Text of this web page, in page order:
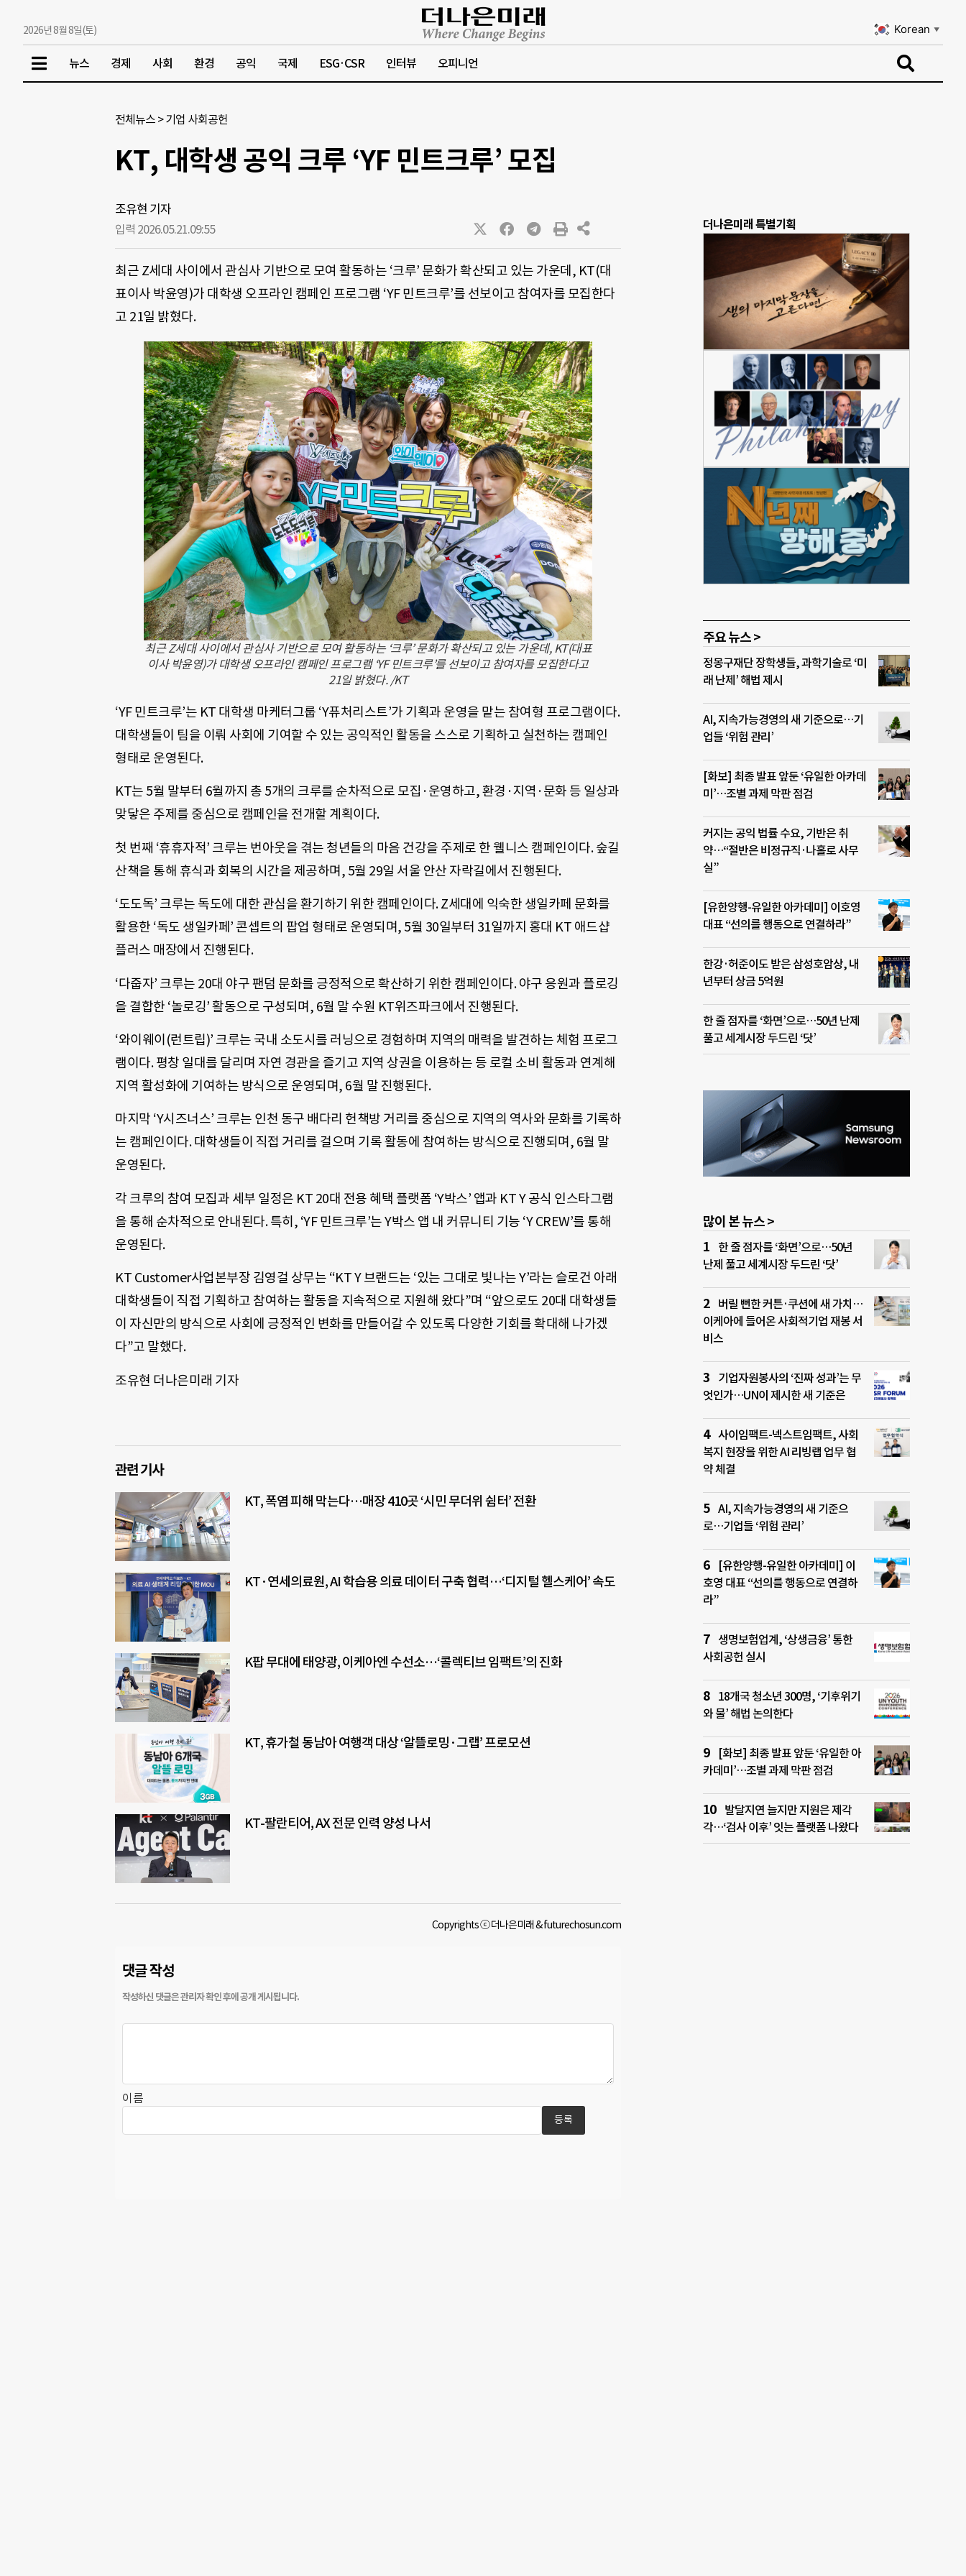
2026년 8월 8일(토) Korean ▼
뉴스 경제 사회 환경 공익 국제 ESG·CSR 인터뷰 오피니언
전체뉴스 >기업 사회공헌
KT, 대학생 공익 크루 ‘YF 민트크루’ 모집
조유현 기자
입력 2026.05.21.09:55
최근 Z세대 사이에서 관심사 기반으로 모여 활동하는 ‘크루’ 문화가 확산되고 있는 가운데, KT(대
표이사 박윤영)가 대학생 오프라인 캠페인 프로그램 ‘YF 민트크루’를 선보이고 참여자를 모집한다
고 21일 밝혔다.
최근 Z세대 사이에서 관심사 기반으로 모여 활동하는 ‘크루’ 문화가 확산되고 있는 가운데, KT(대표
이사 박윤영)가 대학생 오프라인 캠페인 프로그램 ‘YF 민트크루’를 선보이고 참여자를 모집한다고
21일 밝혔다. /KT
‘YF 민트크루’는 KT 대학생 마케터그룹 ‘Y퓨처리스트’가 기획과 운영을 맡는 참여형 프로그램이다.
대학생들이 팀을 이뤄 사회에 기여할 수 있는 공익적인 활동을 스스로 기획하고 실천하는 캠페인
형태로 운영된다.
KT는 5월 말부터 6월까지 총 5개의 크루를 순차적으로 모집·운영하고, 환경·지역·문화 등 일상과
맞닿은 주제를 중심으로 캠페인을 전개할 계획이다.
첫 번째 ‘휴휴자적’ 크루는 번아웃을 겪는 청년들의 마음 건강을 주제로 한 웰니스 캠페인이다. 숲길
산책을 통해 휴식과 회복의 시간을 제공하며, 5월 29일 서울 안산 자락길에서 진행된다.
‘도도독’ 크루는 독도에 대한 관심을 환기하기 위한 캠페인이다. Z세대에 익숙한 생일카페 문화를
활용한 ‘독도 생일카페’ 콘셉트의 팝업 형태로 운영되며, 5월 30일부터 31일까지 홍대 KT 애드샵
플러스 매장에서 진행된다.
‘다줍자’ 크루는 20대 야구 팬덤 문화를 긍정적으로 확산하기 위한 캠페인이다. 야구 응원과 플로깅
을 결합한 ‘놀로깅’ 활동으로 구성되며, 6월 말 수원 KT위즈파크에서 진행된다.
‘와이웨이(런트립)’ 크루는 국내 소도시를 러닝으로 경험하며 지역의 매력을 발견하는 체험 프로그
램이다. 평창 일대를 달리며 자연 경관을 즐기고 지역 상권을 이용하는 등 로컬 소비 활동과 연계해
지역 활성화에 기여하는 방식으로 운영되며, 6월 말 진행된다.
마지막 ‘Y시즈너스’ 크루는 인천 동구 배다리 헌책방 거리를 중심으로 지역의 역사와 문화를 기록하
는 캠페인이다. 대학생들이 직접 거리를 걸으며 기록 활동에 참여하는 방식으로 진행되며, 6월 말
운영된다.
각 크루의 참여 모집과 세부 일정은 KT 20대 전용 혜택 플랫폼 ‘Y박스’ 앱과 KT Y 공식 인스타그램
을 통해 순차적으로 안내된다. 특히, ‘YF 민트크루’는 Y박스 앱 내 커뮤니티 기능 ‘Y CREW’를 통해
운영된다.
KT Customer사업본부장 김영걸 상무는 “KT Y 브랜드는 ‘있는 그대로 빛나는 Y’라는 슬로건 아래
대학생들이 직접 기획하고 참여하는 활동을 지속적으로 지원해 왔다”며 “앞으로도 20대 대학생들
이 자신만의 방식으로 사회에 긍정적인 변화를 만들어갈 수 있도록 다양한 기회를 확대해 나가겠
다”고 말했다.
조유현 더나은미래 기자
관련 기사
KT, 폭염 피해 막는다…매장 410곳 ‘시민 무더위 쉼터’ 전환
KT·연세의료원, AI 학습용 의료 데이터 구축 협력…‘디지털 헬스케어’ 속도
K팝 무대에 태양광, 이케아엔 수선소…‘콜렉티브 임팩트’의 진화
KT, 휴가철 동남아 여행객 대상 ‘알뜰로밍·그랩’ 프로모션
KT-팔란티어, AX 전문 인력 양성 나서
Copyrights ⓒ 더나은미래 & futurechosun.com
댓글 작성
이름
더나은미래 특별기획
주요 뉴스 >
정몽구재단 장학생들, 과학기술로 ‘미
래 난제’ 해법 제시
AI, 지속가능경영의 새 기준으로…기
업들 ‘위험 관리’
[화보] 최종 발표 앞둔 ‘유일한 아카데
미’…조별 과제 막판 점검
커지는 공익 법률 수요, 기반은 취
약…“절반은 비정규직·나홀로 사무
실”
[유한양행-유일한 아카데미] 이호영
대표 “선의를 행동으로 연결하라”
한강·허준이도 받은 삼성호암상, 내
년부터 상금 5억원
한 줄 점자를 ‘화면’으로…50년 난제
풀고 세계시장 두드린 ‘닷’
많이 본 뉴스 >
한 줄 점자를 ‘화면’으로…50년
난제 풀고 세계시장 두드린 ‘닷’
버릴 뻔한 커튼·쿠션에 새 가치…
이케아에 들어온 사회적기업 재봉 서
비스
기업자원봉사의 ‘진짜 성과’는 무
엇인가…UN이 제시한 새 기준은
사이임팩트-넥스트임팩트, 사회
복지 현장을 위한 AI 리빙랩 업무 협
약 체결
AI, 지속가능경영의 새 기준으
로…기업들 ‘위험 관리’
[유한양행-유일한 아카데미] 이
호영 대표 “선의를 행동으로 연결하
라”
생명보험업계, ‘상생금융’ 통한
사회공헌 실시
18개국 청소년 300명, ‘기후위기
와 물’ 해법 논의한다
[화보] 최종 발표 앞둔 ‘유일한 아
카데미’…조별 과제 막판 점검
발달지연 늘지만 지원은 제각
각…‘검사 이후’ 잇는 플랫폼 나왔다